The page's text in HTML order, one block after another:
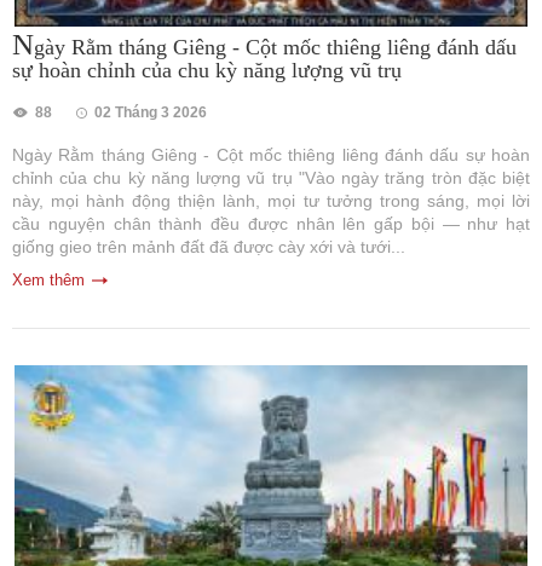
Ngày Rằm tháng Giêng - Cột mốc thiêng liêng đánh dấu
sự hoàn chỉnh của chu kỳ năng lượng vũ trụ
88 02 Tháng 3 2026
Ngày Rằm tháng Giêng - Cột mốc thiêng liêng đánh dấu sự hoàn
chỉnh của chu kỳ năng lượng vũ trụ "Vào ngày trăng tròn đặc biệt
này, mọi hành động thiện lành, mọi tư tưởng trong sáng, mọi lời
cầu nguyện chân thành đều được nhân lên gấp bội — như hạt
giống gieo trên mảnh đất đã được cày xới và tưới...
Xem thêm